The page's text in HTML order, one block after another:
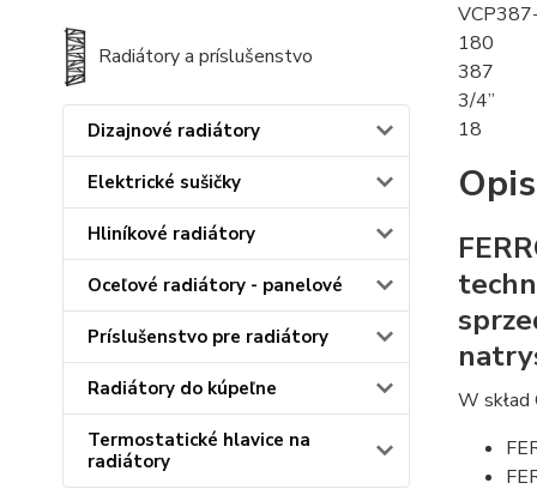
Radiátory a príslušenstvo
Dizajnové radiátory
Elektrické sušičky
Hliníkové radiátory
Oceľové radiátory - panelové
Príslušenstvo pre radiátory
Radiátory do kúpeľne
Termostatické hlavice na
radiátory
180
387
3/4”
18
W skład